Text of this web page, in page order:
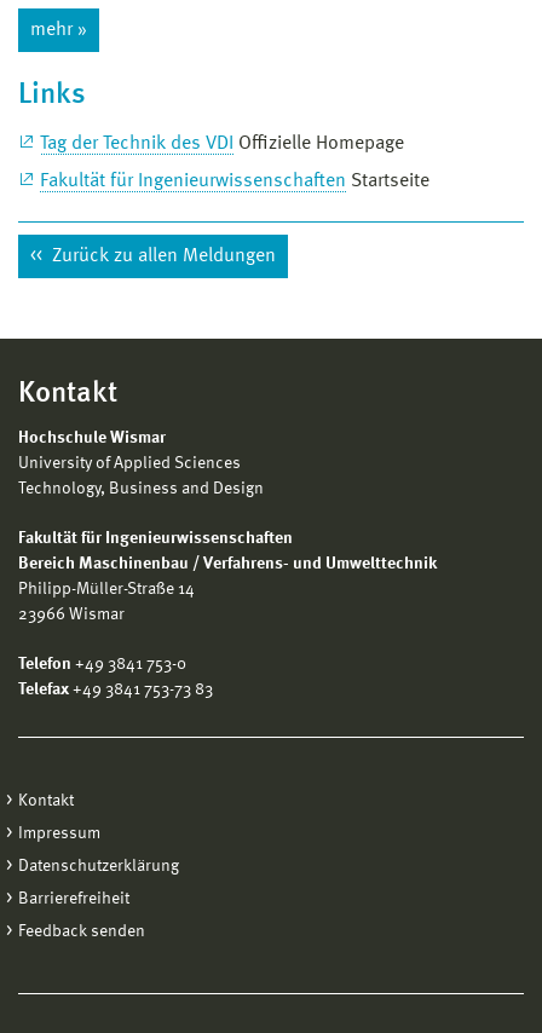
mehr »
Links
Tag der Technik des VDI
Offizielle Homepage
Fakultät für Ingenieurwissenschaften Startseite
Zurück zu allen Meldungen
Kontakt
Hochschule Wismar
University of Applied Sciences
Technology, Business and Design
Fakultät für Ingenieurwissenschaften
Bereich Maschinenbau / Verfahrens- und Umwelttechnik
Philipp-Müller-Straße 14
23966 Wismar
Telefon +49 3841 753-0
Telefax +49 3841 753-73 83
Kontakt
Impressum
Datenschutzerklärung
Barrierefreiheit
Feedback senden